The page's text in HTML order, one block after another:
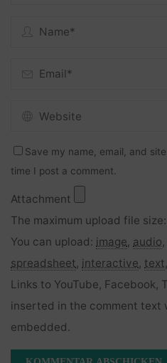
Save my name, email, and
time I post a comment.
Attachment
The maximum upload file
You can upload: image, audio,
spreadsheet, interactive, text,
Links to YouTube,
inserted in the comment text
embedded.